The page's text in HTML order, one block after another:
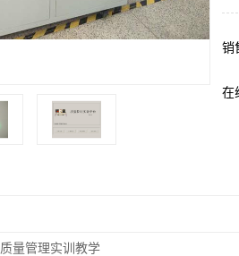
销
在
质量管理实训教学